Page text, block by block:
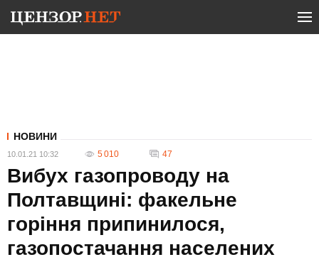
НОВИНИ
10.01.21 10:32 5 010 47
Вибух газопроводу на
Полтавщині: факельне
горіння припинилося,
газопостачання населених